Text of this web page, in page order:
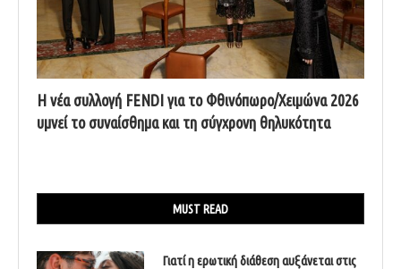
Η νέα συλλογή FENDI για το Φθινόπωρο/Χειμώνα 2026
υμνεί το συναίσθημα και τη σύγχρονη θηλυκότητα
MUST READ
Γιατί η ερωτική διάθεση αυξάνεται στις